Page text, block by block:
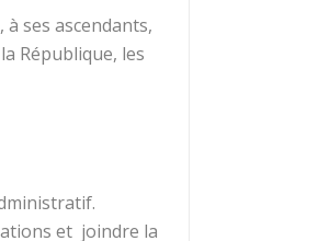
à ses ascendants,
République, les
et joindre la